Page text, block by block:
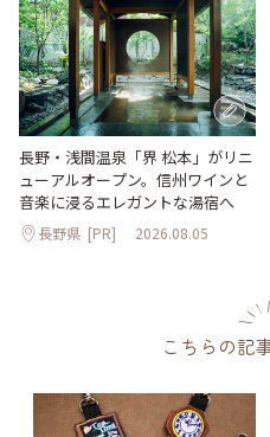
長野・浅間温泉「界 松本」がリニ
ューアルオープン。信州ワインと
音楽に浸るエレガントな湯宿へ
長野県 [PR] 2026.08.05
こちらの記